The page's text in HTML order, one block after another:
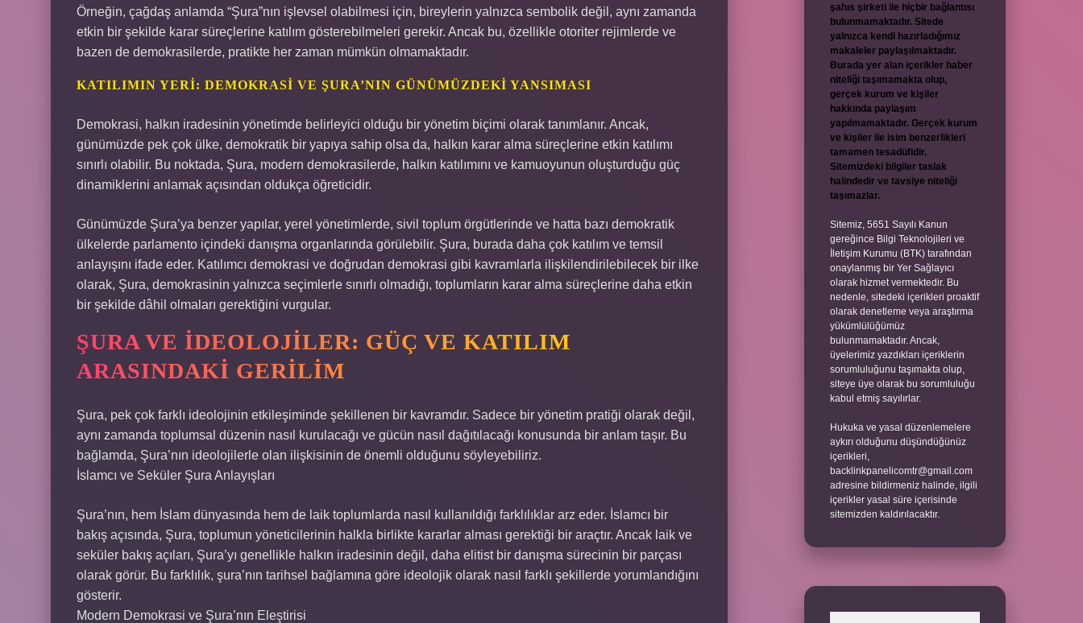
Örneğin, çağdaş anlamda “Şura”nın işlevsel olabilmesi için, bireylerin yalnızca sembolik değil, aynı zamanda
etkin bir şekilde karar süreçlerine katılım gösterebilmeleri gerekir. Ancak bu, özellikle otoriter rejimlerde ve
bazen de demokrasilerde, pratikte her zaman mümkün olmamaktadır.
KATILIMIN YERI: DEMOKRASI VE ŞURA’NIN GÜNÜMÜZDEKI YANSIMASI
Demokrasi, halkın iradesinin yönetimde belirleyici olduğu bir yönetim biçimi olarak tanımlanır. Ancak,
günümüzde pek çok ülke, demokratik bir yapıya sahip olsa da, halkın karar alma süreçlerine etkin katılımı
sınırlı olabilir. Bu noktada, Şura, modern demokrasilerde, halkın katılımını ve kamuoyunun oluşturduğu güç
dinamiklerini anlamak açısından oldukça öğreticidir.
Günümüzde Şura’ya benzer yapılar, yerel yönetimlerde, sivil toplum örgütlerinde ve hatta bazı demokratik
ülkelerde parlamento içindeki danışma organlarında görülebilir. Şura, burada daha çok katılım ve temsil
anlayışını ifade eder. Katılımcı demokrasi ve doğrudan demokrasi gibi kavramlarla ilişkilendirilebilecek bir ilke
olarak, Şura, demokrasinin yalnızca seçimlerle sınırlı olmadığı, toplumların karar alma süreçlerine daha etkin
bir şekilde dâhil olmaları gerektiğini vurgular.
ŞURA VE İDEOLOJILER: GÜÇ VE KATILIM
ARASINDAKI GERILIM
Şura, pek çok farklı ideolojinin etkileşiminde şekillenen bir kavramdır. Sadece bir yönetim pratiği olarak değil,
aynı zamanda toplumsal düzenin nasıl kurulacağı ve gücün nasıl dağıtılacağı konusunda bir anlam taşır. Bu
bağlamda, Şura’nın ideolojilerle olan ilişkisinin de önemli olduğunu söyleyebiliriz.
İslamcı ve Seküler Şura Anlayışları
Şura’nın, hem İslam dünyasında hem de laik toplumlarda nasıl kullanıldığı farklılıklar arz eder. İslamcı bir
bakış açısında, Şura, toplumun yöneticilerinin halkla birlikte kararlar alması gerektiği bir araçtır. Ancak laik ve
seküler bakış açıları, Şura’yı genellikle halkın iradesinin değil, daha elitist bir danışma sürecinin bir parçası
olarak görür. Bu farklılık, şura’nın tarihsel bağlamına göre ideolojik olarak nasıl farklı şekillerde yorumlandığını
gösterir.
Modern Demokrasi ve Şura’nın Eleştirisi
şahıs şirketi ile hiçbir bağlantısı
bulunmamaktadır. Sitede
yalnızca kendi hazırladığımız
makaleler paylaşılmaktadır.
Burada yer alan içerikler haber
niteliği taşımamakta olup,
gerçek kurum ve kişiler
hakkında paylaşım
yapılmamaktadır. Gerçek kurum
ve kişiler ile isim benzerlikleri
tamamen tesadüfidir.
Sitemizdeki bilgiler taslak
halindedir ve tavsiye niteliği
taşımazlar.
Sitemiz, 5651 Sayılı Kanun
gereğince Bilgi Teknolojileri ve
İletişim Kurumu (BTK) tarafından
onaylanmış bir Yer Sağlayıcı
olarak hizmet vermektedir. Bu
nedenle, sitedeki içerikleri proaktif
olarak denetleme veya araştırma
yükümlülüğümüz
bulunmamaktadır. Ancak,
üyelerimiz yazdıkları içeriklerin
sorumluluğunu taşımakta olup,
siteye üye olarak bu sorumluluğu
kabul etmiş sayılırlar.
Hukuka ve yasal düzenlemelere
aykırı olduğunu düşündüğünüz
içerikleri,
backlinkpanelicomtr@gmail.com
adresine bildirmeniz halinde, ilgili
içerikler yasal süre içerisinde
sitemizden kaldırılacaktır.